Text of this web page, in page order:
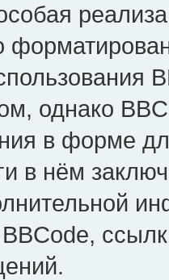
однако
в форме
в нём
BBCode,